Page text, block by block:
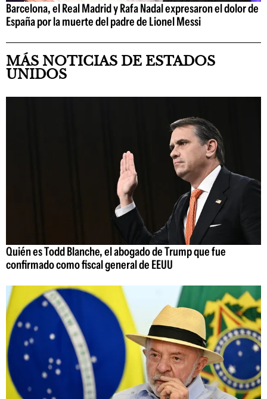
Barcelona, el Real Madrid y Rafa Nadal expresaron el dolor de
España por la muerte del padre de Lionel Messi
MÁS NOTICIAS DE ESTADOS
UNIDOS
Quién es Todd Blanche, el abogado de Trump que fue
confirmado como fiscal general de EEUU